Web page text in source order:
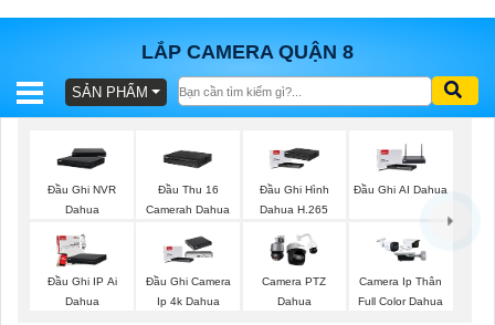
LẮP CAMERA QUẬN 8
BÁO
TRỌN
GÓI
SẢN
SẢN PHẨM
Đầu Ghi NVR
Dahua
Đầu Thu 16
Camerah Dahua
Đầu Ghi Hình
Dahua H.265
Đầu Ghi AI Dahua
Đầu Ghi IP Ai
Dahua
Đầu Ghi Camera
Ip 4k Dahua
Camera PTZ
Dahua
Camera Ip Thân
Full Color Dahua